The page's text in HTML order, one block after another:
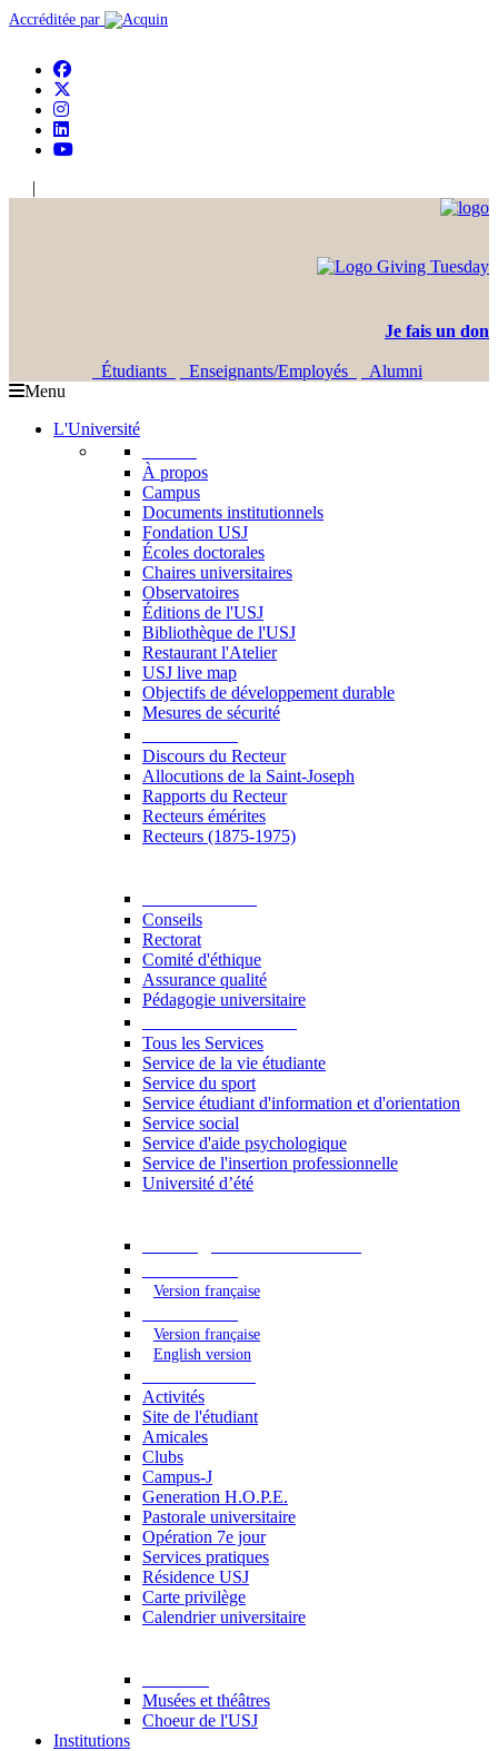
Accréditée par
|
Je fais un don
Étudiants Enseignants/Employés
Alumni
Menu
L'Université
À propos
Campus
Documents institutionnels
Fondation USJ
Écoles doctorales
Chaires universitaires
Observatoires
Éditions de l'USJ
Bibliothèque de l'USJ
Restaurant l'Atelier
USJ live map
Objectifs de développement durable
Mesures de sécurité
Discours du Recteur
Allocutions de la Saint-Joseph
Rapports du Recteur
Recteurs émérites
Recteurs (1875-1975)
Conseils
Rectorat
Comité d'éthique
Assurance qualité
Pédagogie universitaire
Tous les Services
Service de la vie étudiante
Service du sport
Service étudiant d'information et d'orientation
Service social
Service d'aide psychologique
Service de l'insertion professionnelle
Université d’été
Version française
Version française
English version
Activités
Site de l'étudiant
Amicales
Clubs
Campus-J
Generation H.O.P.E.
Pastorale universitaire
Opération 7e jour
Services pratiques
Résidence USJ
Carte privilège
Calendrier universitaire
Musées et théâtres
Choeur de l'USJ
Institutions